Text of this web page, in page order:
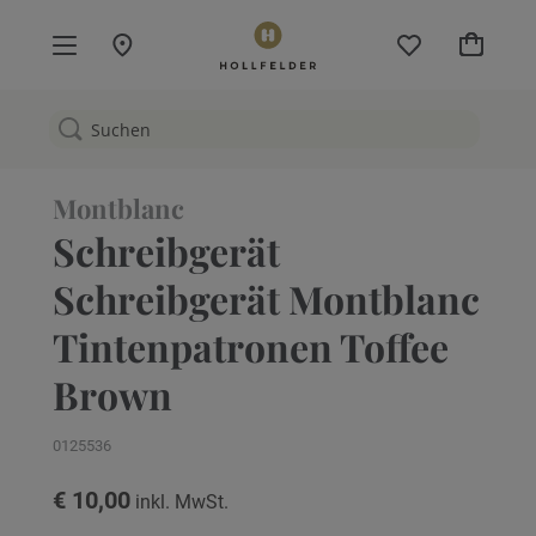
Mein
Montblanc
Schreibgerät
Schreibgerät Montblanc
Tintenpatronen Toffee
Brown
0125536
€ 10,00